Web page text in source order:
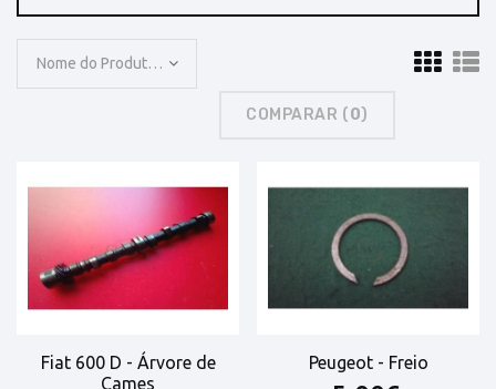
Nome do Produto: A a Z
COMPARAR (0)
Fiat 600 D - Árvore de
Cames
Peugeot - Freio